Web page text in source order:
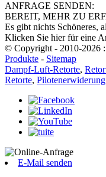
ANFRAGE SENDEN:
BEREIT, MEHR ZU
Es gibt nichts Schöneres,
Klicken Sie hier für eine
© Copyright - 2010-2026
Produkte - Sitemap
Dampf-Luft-Retorte,
Retorte, Pilotenerwiderung
E-Mail senden